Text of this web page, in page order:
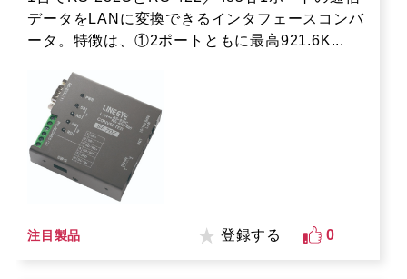
データをLANに変換できるインタフェースコンバ
ータ。特徴は、①2ポートともに最高921.6K...
注目製品 登録する 0